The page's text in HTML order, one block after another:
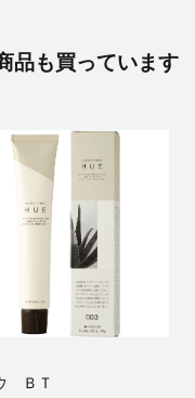
品も買っています
ＢＴ